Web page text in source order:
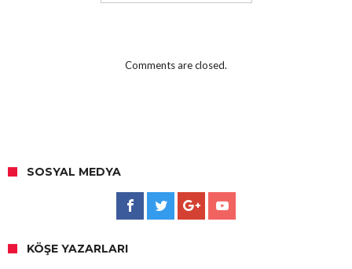
Comments are closed.
SOSYAL MEDYA
KÖŞE YAZARLARI